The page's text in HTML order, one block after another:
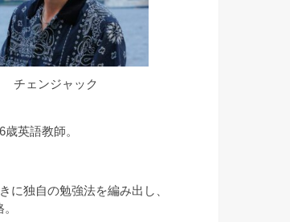
チェンジャック
英語教師。
に独自の勉強法を編み出し、